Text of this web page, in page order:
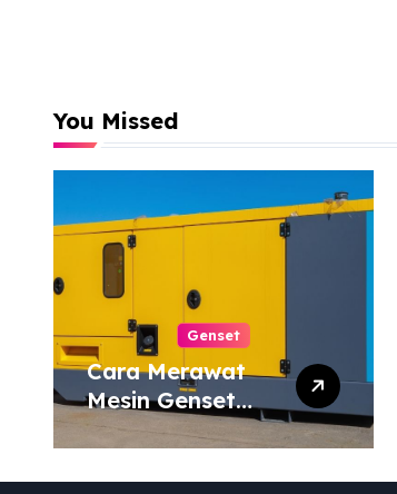
You Missed
Genset
Cara Merawat
Mesin Genset
agar Tahan Lama